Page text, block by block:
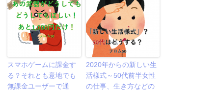
スマホゲームに課金す
る？それとも意地でも
無課金ユーザーで通
2020年からの新しい生
活様式～50代前半女性
の仕事、生き方などの